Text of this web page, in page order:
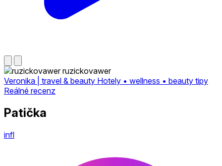
ruzickovawer
Veronika | travel & beauty Hotely • wellness • beauty tipy
Reálné recenz
Patička
infl